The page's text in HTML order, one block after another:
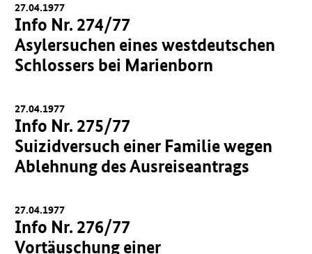
27.04.1977
Info Nr. 274/77
Asylersuchen eines westdeutschen
Schlossers bei Marienborn
27.04.1977
Info Nr. 275/77
Suizidversuch einer Familie wegen
Ablehnung des Ausreiseantrags
27.04.1977
Info Nr. 276/77
Vortäuschung einer